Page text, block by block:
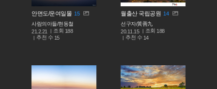
안면도/운여일몰 15
사람의아들/현동철
21.2.21
조회 188
추천 수 15
월출산 국립공원 14
선구자/黃善九
20.11.15
조회 188
추천 수 14